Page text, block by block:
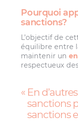
Pourquoi
sanctions?
L’objectif de
équilibre entre
maintenir un
respectueux
En
sanctions
sanctions